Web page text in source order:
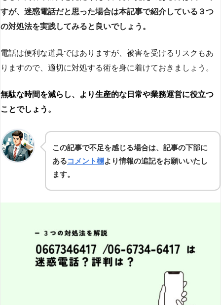
すが、迷惑電話だと思った場合は本記事で紹介している３つ
の対処法を実践してみると良いでしょう。
電話は便利な道具ではありますが、被害を受けるリスクもあ
りますので、適切に対処する術を身に着けておきましょう。
無駄な時間を減らし、より生産的な日常や業務運営に役立つ
ことでしょう。
この記事で不足を感じる場合は、記事の下部に
あるコメント欄より情報の追記をお願いいたし
ます。